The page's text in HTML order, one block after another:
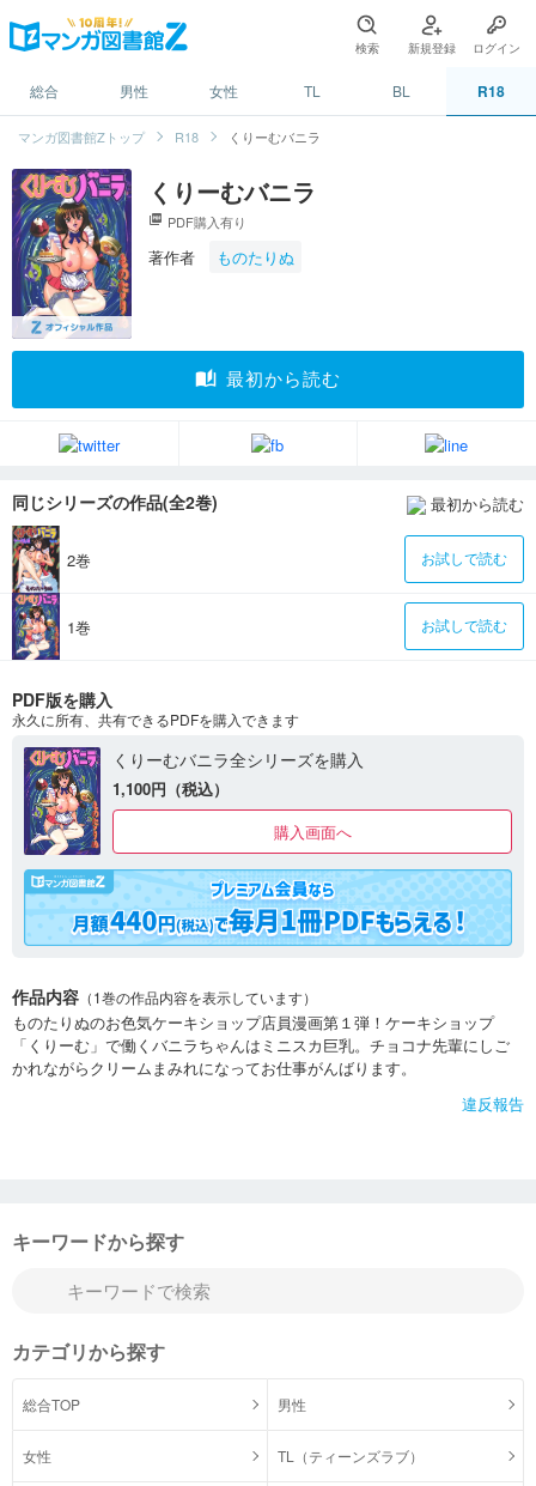
検索 新規登録 ログイン
総合 男性 女性 TL BL R18
マンガ図書館Zトップ R18 くりーむバニラ
くりーむバニラ
picture_as_pdf PDF購入有り
著作者 ものたりぬ
auto_stories 最初から読む
同じシリーズの作品(全2巻) 最初から読む
2巻 お試しで読む
1巻 お試しで読む
PDF版を購入
永久に所有、共有できるPDFを購入できます
くりーむバニラ全シリーズを購入
1,100円（税込）
購入画面へ
作品内容 （1巻の作品内容を表示しています）
ものたりぬのお色気ケーキショップ店員漫画第１弾！ケーキショップ
「くりーむ」で働くバニラちゃんはミニスカ巨乳。チョコナ先輩にしご
かれながらクリームまみれになってお仕事がんばります。
違反報告
キーワードから探す
カテゴリから探す
総合TOP 男性
女性 TL（ティーンズラブ）